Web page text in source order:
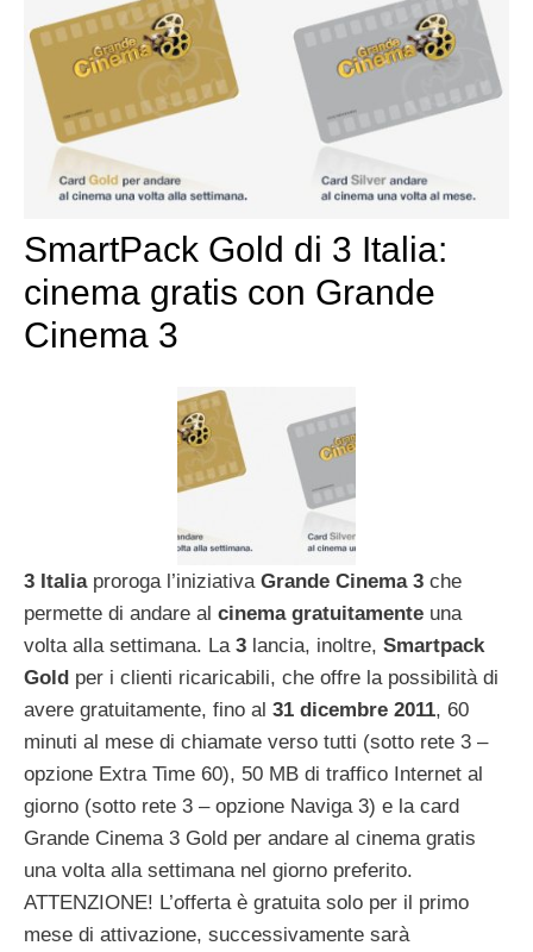
SmartPack Gold di 3 Italia:
cinema gratis con Grande
Cinema 3
3 Italia proroga l’iniziativa Grande Cinema 3 che
permette di andare al cinema gratuitamente una
volta alla settimana. La 3 lancia, inoltre, Smartpack
Gold per i clienti ricaricabili, che offre la possibilità di
avere gratuitamente, fino al 31 dicembre 2011, 60
minuti al mese di chiamate verso tutti (sotto rete 3 –
opzione Extra Time 60), 50 MB di traffico Internet al
giorno (sotto rete 3 – opzione Naviga 3) e la card
Grande Cinema 3 Gold per andare al cinema gratis
una volta alla settimana nel giorno preferito.
ATTENZIONE! L’offerta è gratuita solo per il primo
mese di attivazione, successivamente sarà